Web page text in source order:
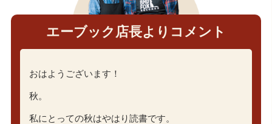
エーブック店長よりコメント
おはようございます！
秋。
私にとっての秋はやはり読書です。